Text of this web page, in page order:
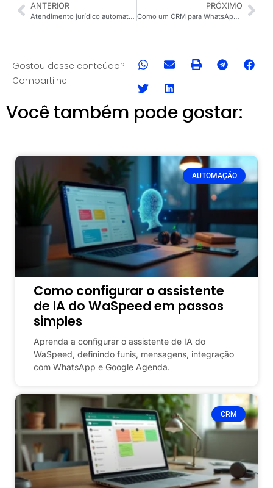
ANTERIOR
Atendimento jurídico automatizado: relatos de quem superou o medo
PRÓXIMO
Como um CRM para WhatsApp pode impulsionar suas vendas em 7 passos
Gostou desse conteúdo?
Compartilhe:
Você também pode gostar:
AUTOMAÇÃO
Como configurar o assistente
de IA do WaSpeed em passos
simples
Aprenda a configurar o assistente de IA do
WaSpeed, definindo funis, mensagens, integração
com WhatsApp e Google Agenda.
CRM